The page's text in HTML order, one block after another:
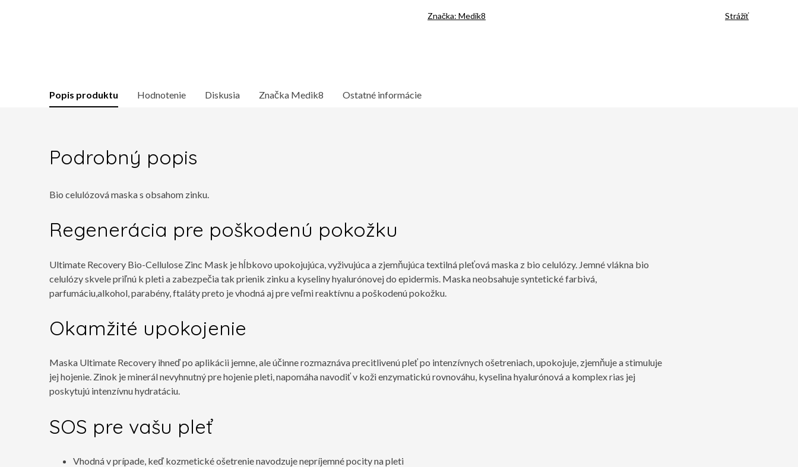
Značka: Medik8 Strážiť
Popis produktu Hodnotenie Diskusia Značka Medik8 Ostatné informácie
Podrobný popis
Bio celulózová maska s obsahom zinku.
Regenerácia pre poškodenú pokožku
Ultimate Recovery Bio-Cellulose Zinc Mask je hĺbkovo upokojujúca, vyživujúca a zjemňujúca textilná pleťová maska ​​z bio celulózy. Jemné vlákna bio
celulózy skvele priľnú k pleti a zabezpečia tak prienik zinku a kyseliny hyalurónovej do epidermis. Maska neobsahuje syntetické farbivá,
parfumáciu,alkohol, parabény, ftaláty preto je vhodná aj pre veľmi reaktívnu a poškodenú pokožku.
Okamžité upokojenie
Maska Ultimate Recovery ihneď po aplikácii jemne, ale účinne rozmaznáva precitlivenú pleť po intenzívnych ošetreniach, upokojuje, zjemňuje a stimuluje
jej hojenie. Zinok je minerál nevyhnutný pre hojenie pleti, napomáha navodiť v koži enzymatickú rovnováhu, kyselina hyalurónová a komplex rias jej
poskytujú intenzívnu hydratáciu.
SOS pre vašu pleť
Vhodná v prípade, keď kozmetické ošetrenie navodzuje nepríjemné pocity na pleti